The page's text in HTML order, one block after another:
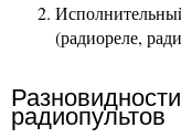
(радиореле,
радиопультов